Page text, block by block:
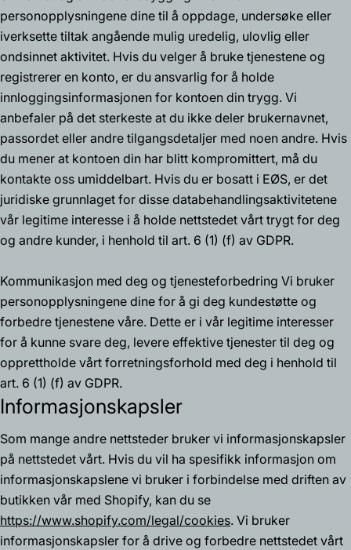
personopplysningene dine til å oppdage, undersøke eller
iverksette tiltak angående mulig uredelig, ulovlig eller
ondsinnet aktivitet. Hvis du velger å bruke tjenestene og
registrerer en konto, er du ansvarlig for å holde
innloggingsinformasjonen for kontoen din trygg. Vi
anbefaler på det sterkeste at du ikke deler brukernavnet,
passordet eller andre tilgangsdetaljer med noen andre. Hvis
du mener at kontoen din har blitt kompromittert, må du
kontakte oss umiddelbart. Hvis du er bosatt i EØS, er det
juridiske grunnlaget for disse databehandlingsaktivitetene
vår legitime interesse i å holde nettstedet vårt trygt for deg
og andre kunder, i henhold til art. 6 (1) (f) av GDPR.
Kommunikasjon med deg og tjenesteforbedring Vi bruker
personopplysningene dine for å gi deg kundestøtte og
forbedre tjenestene våre. Dette er i vår legitime interesser
for å kunne svare deg, levere effektive tjenester til deg og
opprettholde vårt forretningsforhold med deg i henhold til
art. 6 (1) (f) av GDPR.
Informasjonskapsler
Som mange andre nettsteder bruker vi informasjonskapsler
på nettstedet vårt. Hvis du vil ha spesifikk informasjon om
informasjonskapslene vi bruker i forbindelse med driften av
butikken vår med Shopify, kan du se
https://www.shopify.com/legal/cookies. Vi bruker
informasjonskapsler for å drive og forbedre nettstedet vårt